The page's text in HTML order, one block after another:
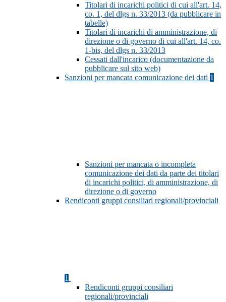
Titolari di incarichi politici di cui all'art. 14,
co. 1, del dlgs n. 33/2013 (da pubblicare in
tabelle)
Titolari di incarichi di amministrazione, di
direzione o di governo di cui all'art. 14, co.
1-bis, del dlgs n. 33/2013
Cessati dall'incarico (documentazione da
pubblicare sul sito web)
Sanzioni per mancata comunicazione dei dati 1
Sanzioni per mancata o incompleta
comunicazione dei dati da parte dei titolari
di incarichi politici, di amministrazione, di
direzione o di governo
Rendiconti gruppi consiliari regionali/provinciali
1
Rendiconti gruppi consiliari
regionali/provinciali